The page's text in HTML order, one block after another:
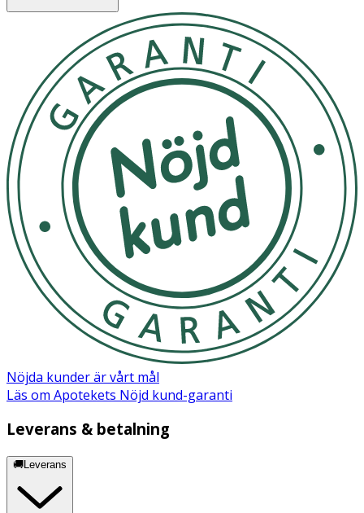
- Passar alla hudtyper, speciellt dig med torr och känslig
- Vegansk.
- Oparfymerad.
Innehåll
MIPA-Laureth Sulfate, Caprylic/Capric Triglyceride,
Cocamide DEA, Ethylhexyl Stearate, Ricinus Communis
Seed Oil, Olus Oil, Laureth-4, Propylene Glycol, Aqua,
Polyglyceryl-3 Caprylate, Bisabolol, Tocopherol,
Tocopheryl Acetate, Laureth-2, Citric Acid.
Nöjda kunder är vårt mål
Läs om Apotekets Nöjd kund-garanti
Leverans & betalning
🚚Leverans